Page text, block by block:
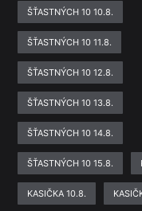
ŠŤASTNÝCH 10 10.8.
ŠŤASTNÝCH 10 11.8.
ŠŤASTNÝCH 10 12.8.
ŠŤASTNÝCH 10 13.8.
ŠŤASTNÝCH 10 14.8.
ŠŤASTNÝCH 10 15.8.
KASIČKA 10.8.